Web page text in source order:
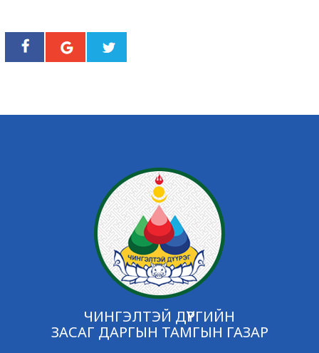
ЧИНГЭЛТЭЙ ДҮҮРГИЙН
ЗАСАГ ДАРГЫН ТАМГЫН ГАЗАР